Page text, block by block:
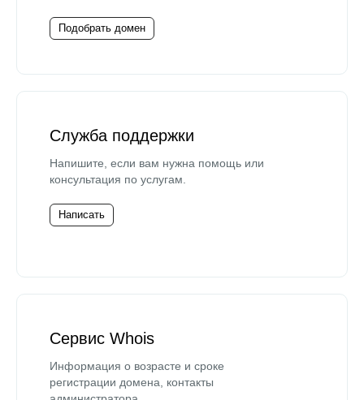
Подобрать домен
Служба поддержки
Напишите, если вам нужна помощь или
консультация по услугам.
Написать
Сервис Whois
Информация о возрасте и сроке
регистрации домена, контакты